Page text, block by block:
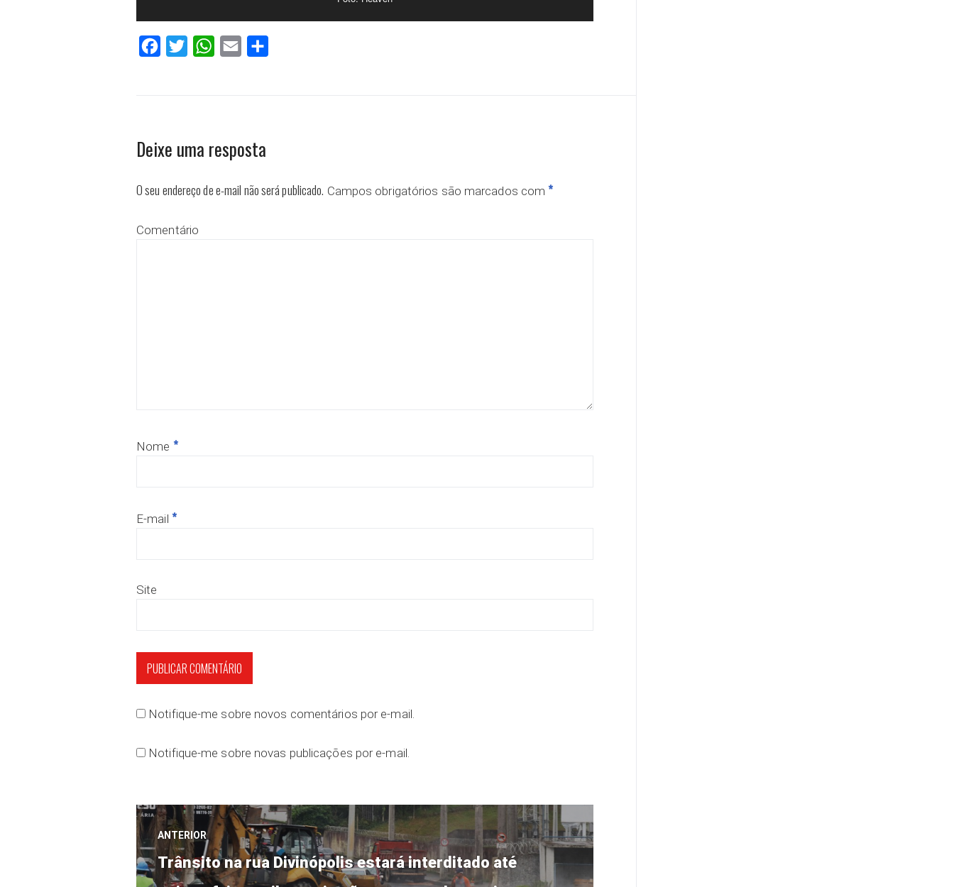
FacebookTwitter WhatsAppEmail
Deixe uma resposta
O seu endereço de e-mail não será publicado. Campos obrigatórios são marcados com *
Comentário
Nome *
E-mail *
Site
Notifique-me sobre novos comentários por e-mail.
Notifique-me sobre novas publicações por e-mail.
Navegação
de
ANTERIOR
Post
Trânsito na rua Divinópolis estará interditado até